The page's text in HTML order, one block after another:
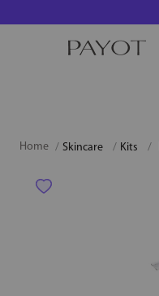
Skincare Kits